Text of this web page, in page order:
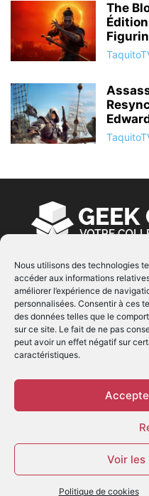
Nous utilisons des technologies
accéder aux informations
améliorer l’expérience de
personnalisées. Consentir à ces
des données telles que le
sur ce site. Le fait de ne pas
peut avoir un effet négatif sur
caractéristiques.
Voir
Politique de cookies
The
À
© Copyright 2022 |
© -